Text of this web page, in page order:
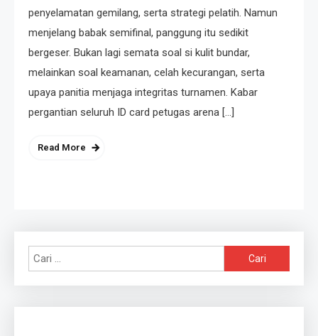
penyelamatan gemilang, serta strategi pelatih. Namun
menjelang babak semifinal, panggung itu sedikit
bergeser. Bukan lagi semata soal si kulit bundar,
melainkan soal keamanan, celah kecurangan, serta
upaya panitia menjaga integritas turnamen. Kabar
pergantian seluruh ID card petugas arena […]
Read More
untuk: